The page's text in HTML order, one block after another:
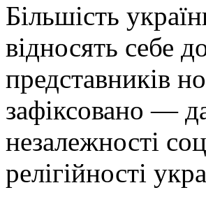
Більшість
відносять себе
представників
зафіксовано —
незалежності
релігійності